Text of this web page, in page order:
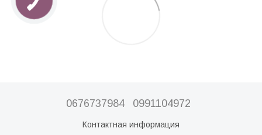
0676737984 0991104972
Контактная информация